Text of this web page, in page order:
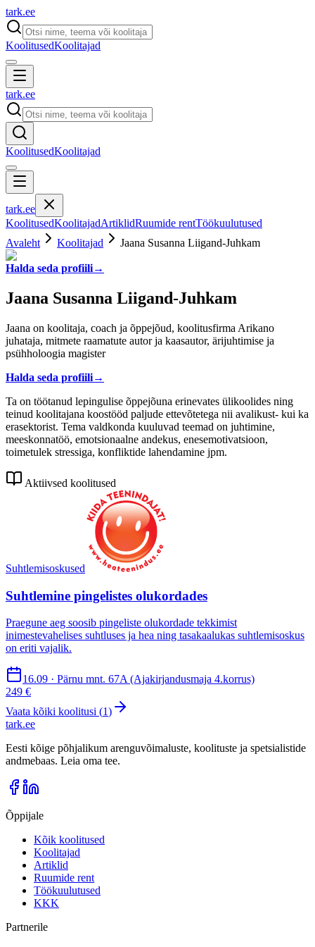
tark.ee
KoolitusedKoolitajad
tark.ee
KoolitusedKoolitajad
tark.ee
KoolitusedKoolitajadArtiklidRuumide rentTöökuulutused
Avaleht
Koolitajad Jaana Susanna Liigand-Juhkam
Halda seda profiili→
Jaana Susanna Liigand-Juhkam
Jaana on koolitaja, coach ja õppejõud, koolitusfirma Arikano
juhataja, mitmete raamatute autor ja kaasautor, ärijuhtimise ja
psühholoogia magister
Halda seda profiili→
Ta on töötanud lepingulise õppejõuna erinevates ülikoolides ning
teinud koolitajana koostööd paljude ettevõtetega nii avalikust- kui ka
erasektorist. Tema valdkonda kuuluvad teemad on juhtimine,
meeskonnatöö, emotsionaalne andekus, enesemotivatsioon,
toimetulek stressiga, konfliktide lahendamine jpm.
Aktiivsed koolitused
Suhtlemisoskused
Suhtlemine pingelistes olukordades
Praegune aeg soosib pingeliste olukordade tekkimist
inimestevahelises suhtluses ja hea ning tasakaalukas suhtlemisoskus
on eriti vajalik.
16.09 · Pärnu mnt. 67A (Ajakirjandusmaja 4.korrus)
249 €
Vaata kõiki koolitusi (1)
tark.ee
Eesti kõige põhjalikum arenguvõimaluste, koolituste ja spetsialistide
andmebaas. Leia oma tee.
Õppijale
Kõik koolitused
Koolitajad
Artiklid
Ruumide rent
Töökuulutused
KKK
Partnerile